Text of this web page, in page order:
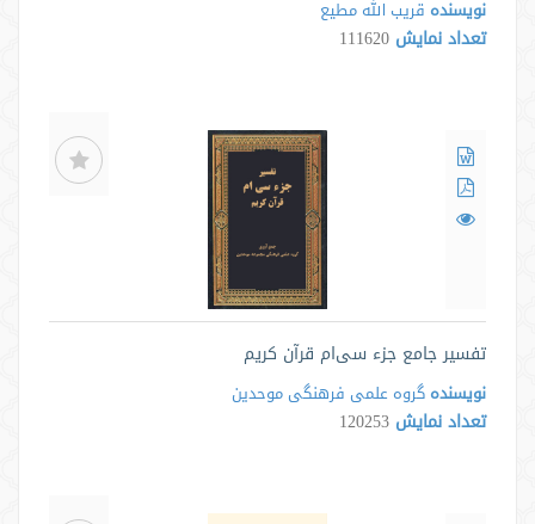
نویسنده قریب الله مطیع
تعداد نمایش 111620
تفسیر جامع جزء سی‌ام قرآن کریم
نویسنده گروه علمی فرهنگی موحدین
تعداد نمایش 120253